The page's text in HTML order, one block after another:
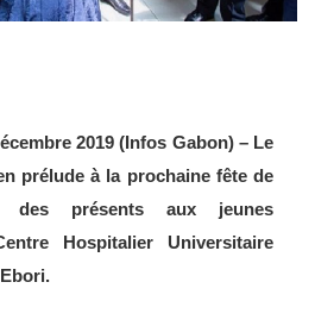
2019 (Infos Gabon) – Le
prélude à la prochaine fête de
des présents aux jeunes
Hospitalier Universitaire